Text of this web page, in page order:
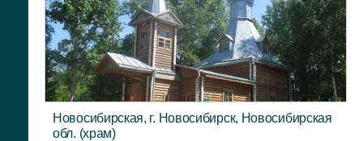
Новосибирская, г. Новосибирск, Новосибирская
обл. (храм)